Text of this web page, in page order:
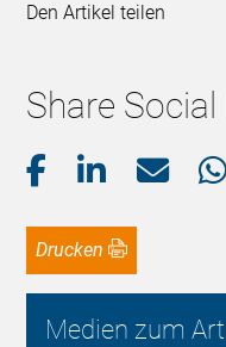
Den Artikel teilen
Share Social
Drucken
Medien zum